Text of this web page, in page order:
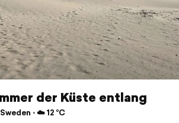
der Küste entlang
⋅ ☁️ 12 °C